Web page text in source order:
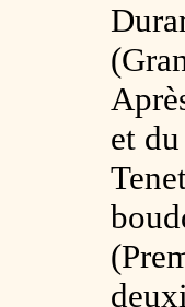
et du
(